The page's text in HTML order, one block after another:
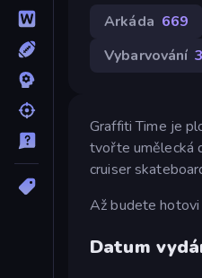
Arkáda 669
Vybarvování
Graffiti Time je
tvořte umělecká
cruiser
Až budete hotovi
Datum